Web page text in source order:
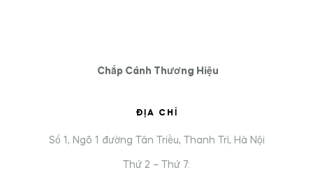
Chắp Cánh Thương Hiệu
ĐỊA CHỈ
Số 1, Ngõ 1 đường Tân Triều, Thanh Trì, Hà Nội
Thứ 2 – Thứ 7: